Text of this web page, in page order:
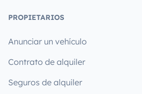
PROPIETARIOS
Anunciar un vehículo
Contrato de alquiler
Seguros de alquiler